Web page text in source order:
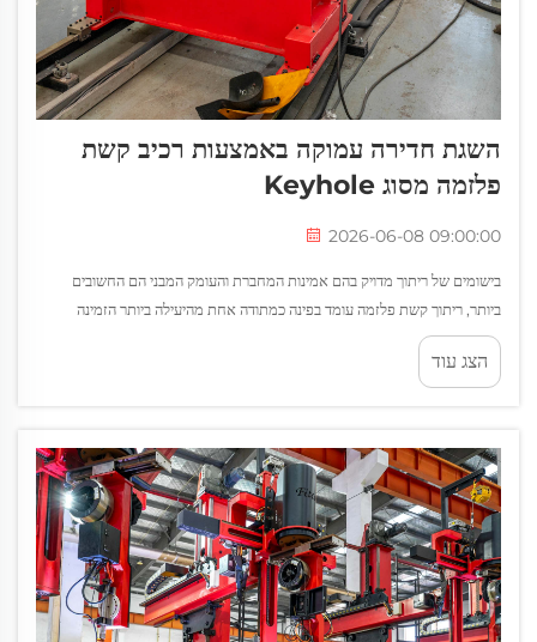
השגת חדירה עמוקה באמצעות רכיב קשת
פלזמה מסוג Keyhole
2026-06-08 09:00:00
בישומים של ריתוך מדויק בהם אמינות המחברת והעומק המבני הם החשובים
ביותר, ריתוך קשת פלזמה עומד בפינה כמתודה אחת מהיעילה ביותר הזמינה
לייצרנים תעשייתיים. בניגוד לשיטות ריתוך קשת קונבנציונליות שמסתמכות על...
הצג עוד